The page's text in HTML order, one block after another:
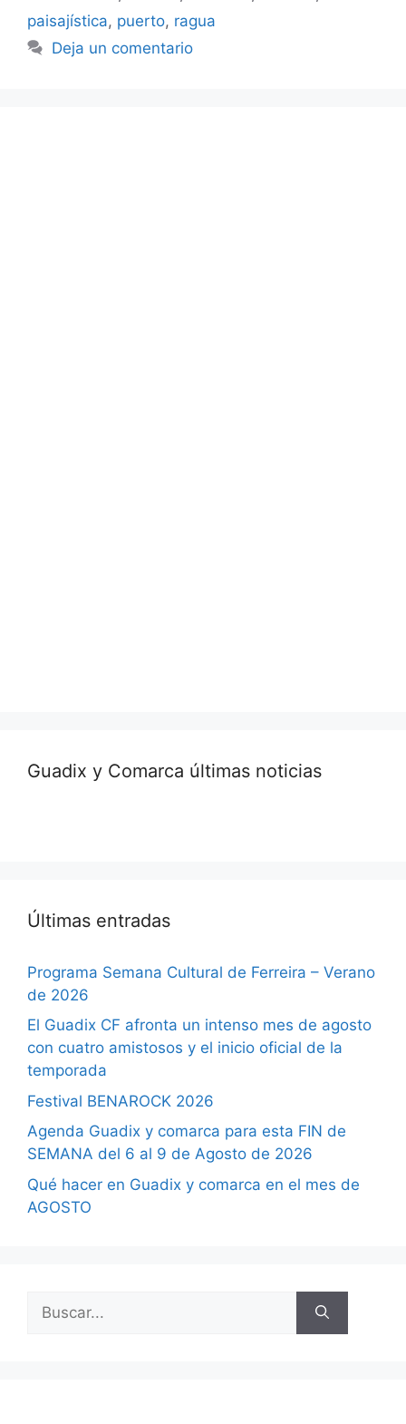
paisajística, puerto, ragua
Deja un comentario
Guadix y Comarca últimas noticias
Últimas entradas
Programa Semana Cultural de Ferreira – Verano
de 2026
El Guadix CF afronta un intenso mes de agosto
con cuatro amistosos y el inicio oficial de la
temporada
Festival BENAROCK 2026
Agenda Guadix y comarca para esta FIN de
SEMANA del 6 al 9 de Agosto de 2026
Qué hacer en Guadix y comarca en el mes de
AGOSTO